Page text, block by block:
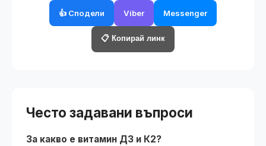
👍 Сподели Viber Messenger
📋 Копирай линк
Често задавани въпроси
За какво е витамин Д3 и К2?